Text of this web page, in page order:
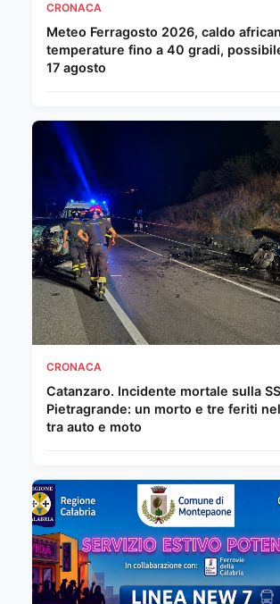
CRONACA
Meteo Ferragosto 2026, caldo
temperature fino a 40 gradi,
17 agosto
CRONACA
Catanzaro. Incidente mortale sulla
Pietragrande: un morto e tre feriti
tra auto e moto